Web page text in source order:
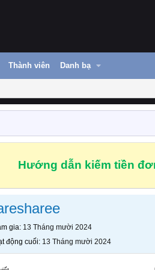
Thành viên Danh bạ
Hướng dẫn kiếm tiền
gia 13 Tháng mười 2024
động cuối 13 Tháng mười 2024